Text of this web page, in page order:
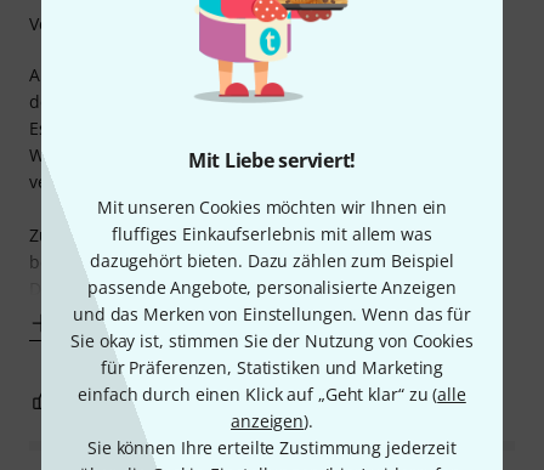
Mit Liebe serviert!
Mit unseren Cookies möchten wir Ihnen ein
fluffiges Einkaufserlebnis mit allem was
dazugehört bieten. Dazu zählen zum Beispiel
passende Angebote, personalisierte Anzeigen
und das Merken von Einstellungen. Wenn das für
Sie okay ist, stimmen Sie der Nutzung von Cookies
für Präferenzen, Statistiken und Marketing
einfach durch einen Klick auf „Geht klar“ zu (alle
anzeigen).
Sie können Ihre erteilte Zustimmung jederzeit
Also ...es geht schon so ein bisschen um die Farbe ...jeder
der was anderes behauptet lügt :-P
Es ist eine extravagante Box, die ich gleich zwei mal im
Wohnzimmer stehen habe. Die PPC112 ist sehr gut
verarbeitet und sieht toll aus.
Zum Sound kann ich nicht viel sagen, da ich die Speaker
beider Boxen sofort getauscht habe.
Der Speakertausch ging
Mehr anzeigen
Verarbeitung
1 BEWERTUNG MELDEN